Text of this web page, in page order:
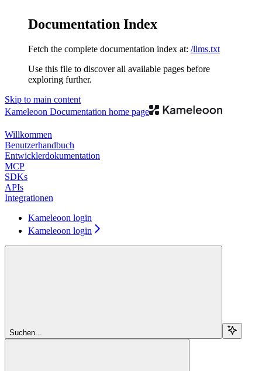
Documentation Index
Fetch the complete documentation index at: /llms.txt
Use this file to discover all available pages before
exploring further.
Skip to main content
Kameleoon Documentation home page
Willkommen
Benutzerhandbuch
Entwicklerdokumentation
MCP
SDKs
APIs
Integrationen
Kameleoon login
Kameleoon login
Suchen...